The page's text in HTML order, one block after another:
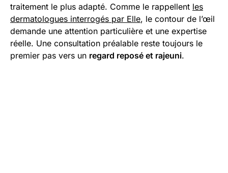
traitement le plus adapté. Comme le rappellent les
dermatologues interrogés par Elle, le contour de l’œil
demande une attention particulière et une expertise
réelle. Une consultation préalable reste toujours le
premier pas vers un regard reposé et rajeuni.